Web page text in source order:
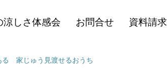
涼しさ体感会 お問合せ 資料請求
る 家じゅう見渡せるおうち